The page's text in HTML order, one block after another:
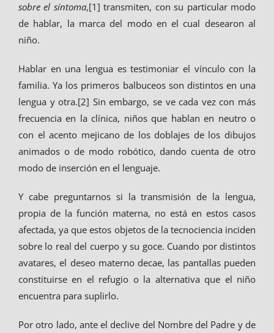
sobre el síntoma,[1] transmiten, con su particular modo
de hablar, la marca del modo en el cual desearon al
niño.
Hablar en una lengua es testimoniar el vínculo con la
familia. Ya los primeros balbuceos son distintos en una
lengua y otra.[2] Sin embargo, se ve cada vez con más
frecuencia en la clínica, niños que hablan en neutro o
con el acento mejicano de los doblajes de los dibujos
animados o de modo robótico, dando cuenta de otro
modo de inserción en el lenguaje.
Y cabe preguntarnos si la transmisión de la lengua,
propia de la función materna, no está en estos casos
afectada, ya que estos objetos de la tecnociencia inciden
sobre lo real del cuerpo y su goce. Cuando por distintos
avatares, el deseo materno decae, las pantallas pueden
constituirse en el refugio o la alternativa que el niño
encuentra para suplirlo.
Por otro lado, ante el declive del Nombre del Padre y de